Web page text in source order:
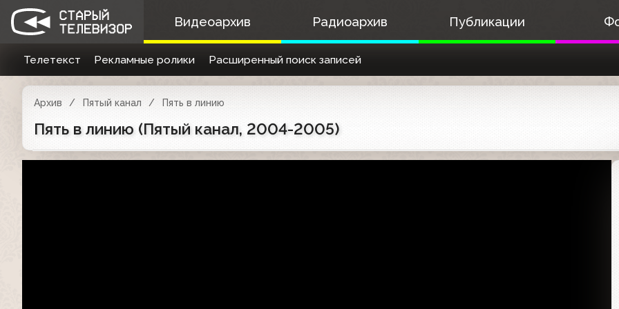
Видеоархив Радиоархив Публикации
Телетекст Рекламные ролики Расширенный поиск записей
Архив Пятый канал Пять в линию
Пять в линию (Пятый канал, 2004-2005)